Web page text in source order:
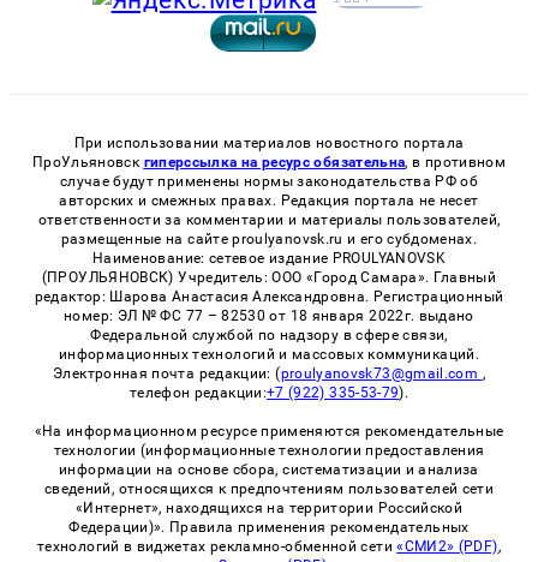
При использовании материалов новостного портала
ПроУльяновск гиперссылка на ресурс обязательна, в противном
случае будут применены нормы законодательства РФ об
авторских и смежных правах. Редакция портала не несет
ответственности за комментарии и материалы пользователей,
размещенные на сайте proulyanovsk.ru и его субдоменах.
Наименование: сетевое издание PROULYANOVSK
(ПРОУЛЬЯНОВСК) Учредитель: ООО «Город Самара». Главный
редактор: Шарова Анастасия Александровна. Регистрационный
номер: ЭЛ № ФС 77 – 82530 от 18 января 2022г. выдано
Федеральной службой по надзору в сфере связи,
информационных технологий и массовых коммуникаций.
Электронная почта редакции: (proulyanovsk73@gmail.com ,
телефон редакции:+7 (922) 335-53-79).
«На информационном ресурсе применяются рекомендательные
технологии (информационные технологии предоставления
информации на основе сбора, систематизации и анализа
сведений, относящихся к предпочтениям пользователей сети
«Интернет», находящихся на территории Российской
Федерации)». Правила применения рекомендательных
технологий в виджетах рекламно-обменной сети«СМИ2» (PDF),